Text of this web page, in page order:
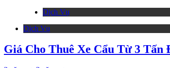
Dịch Vụ
Dịch Vụ
Giá Cho Thuê Xe Cẩu Từ 3 Tấn